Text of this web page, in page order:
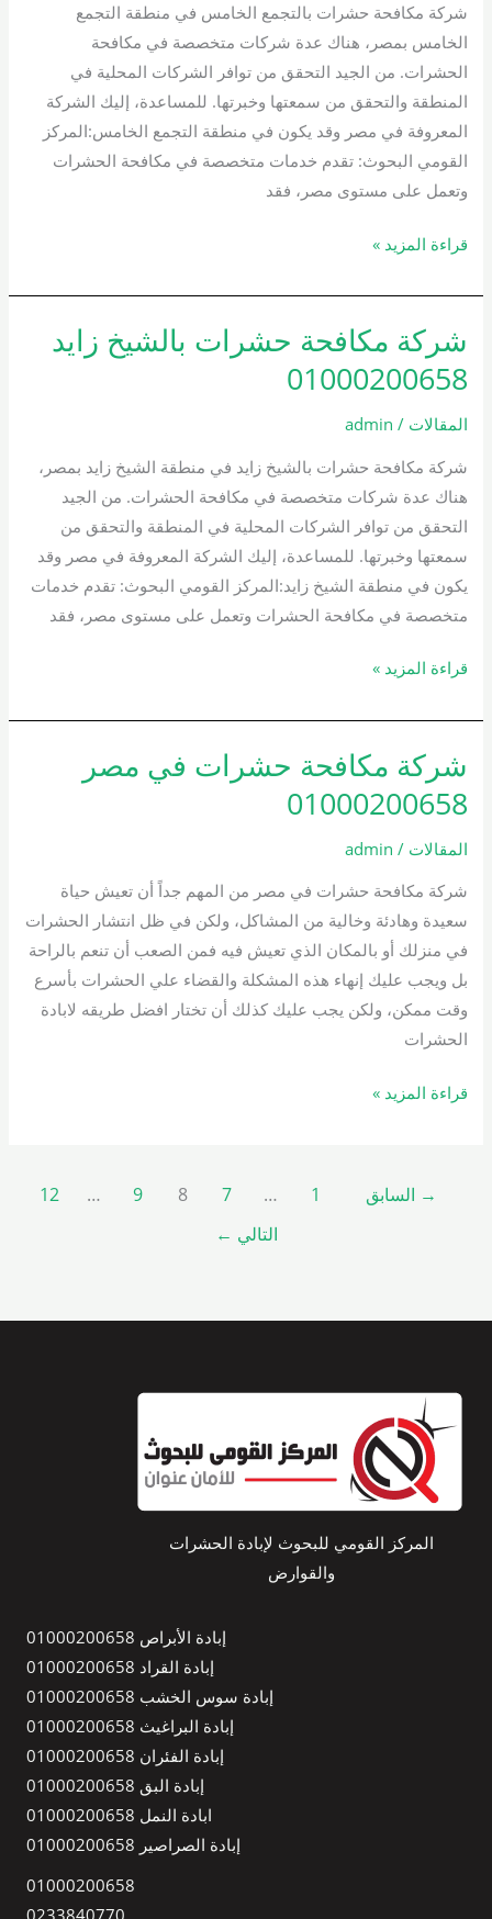
شركة مكافحة حشرات بالتجمع الخامس في منطقة التجمع
الخامس بمصر، هناك عدة شركات متخصصة في مكافحة
الحشرات. من الجيد التحقق من توافر الشركات المحلية في
المنطقة والتحقق من سمعتها وخبرتها. للمساعدة، إليك الشركة
المعروفة في مصر وقد يكون في منطقة التجمع الخامس:المركز
القومي البحوث: تقدم خدمات متخصصة في مكافحة الحشرات
وتعمل على مستوى مصر، فقد
01000200658
قراءة المزيد »
شركة مكافحة حشرات بالشيخ زايد
01000200658
المقالات /
admin
شركة مكافحة حشرات بالشيخ زايد في منطقة الشيخ زايد بمصر،
هناك عدة شركات متخصصة في مكافحة الحشرات. من الجيد
التحقق من توافر الشركات المحلية في المنطقة والتحقق من
سمعتها وخبرتها. للمساعدة، إليك الشركة المعروفة في مصر وقد
يكون في منطقة الشيخ زايد:المركز القومي البحوث: تقدم خدمات
متخصصة في مكافحة الحشرات وتعمل على مستوى مصر، فقد
شركة
مكافحة
حشرات
بالشيخ
01000200658
قراءة المزيد »
شركة مكافحة حشرات في مصر
01000200658
المقالات /
admin
شركة مكافحة حشرات في مصر من المهم جداً أن تعيش حياة
سعيدة وهادئة وخالية من المشاكل، ولكن في ظل انتشار الحشرات
في منزلك أو بالمكان الذي تعيش فيه فمن الصعب أن تنعم بالراحة
بل ويجب عليك إنهاء هذه المشكلة والقضاء علي الحشرات بأسرع
وقت ممكن، ولكن يجب عليك كذلك أن تختار افضل طريقه لابادة
الحشرات
شركة
مكافحة
حشرات
في
01000200658
قراءة المزيد »
→ السابق 1
…
7
8
9
…
12
التالي ←
المركز القومي للبحوث لإبادة الحشرات
والقوارض
إبادة الأبراص 01000200658
إبادة القراد 01000200658
إبادة سوس الخشب 01000200658
إبادة البراغيث 01000200658
إبادة الفئران 01000200658
إبادة البق 01000200658
ابادة النمل 01000200658
إبادة الصراصير 01000200658
01000200658